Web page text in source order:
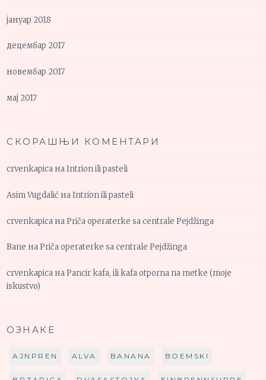
јануар 2018
децембар 2017
новембар 2017
мај 2017
СКОРАШЊИ КОМЕНТАРИ
crvenkapica наIntrion ili pasteli
Asim Vugdalić наIntrion ili pasteli
crvenkapica наPriča operaterke sa centrale Pejdžinga
Bane наPriča operaterke sa centrale Pejdžinga
crvenkapica наPancir kafa, ili kafa otporna na metke (moje
iskustvo)
ОЗНАКЕ
AJNPREN ALVA BANANA BOEMSKI